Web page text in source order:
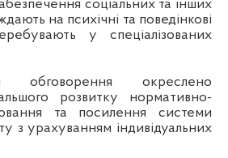
соціальних та інших
на психічні та поведінкові
у спеціалізованих
обговорення окреслено
розвитку нормативно-
та посилення системи
з урахуванням індивідуальних